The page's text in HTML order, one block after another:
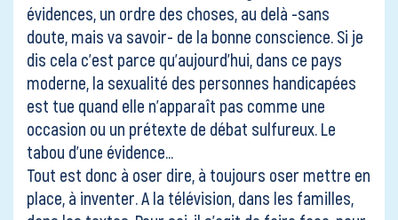
évidences, un ordre des choses, au delà -sans
doute, mais va savoir- de la bonne conscience. Si je
dis cela c’est parce qu’aujourd’hui, dans ce pays
moderne, la sexualité des personnes handicapées
est tue quand elle n’apparaît pas comme une
occasion ou un prétexte de débat sulfureux. Le
tabou d’une évidence…
Tout est donc à oser dire, à toujours oser mettre en
place, à inventer. A la télévision, dans les familles,